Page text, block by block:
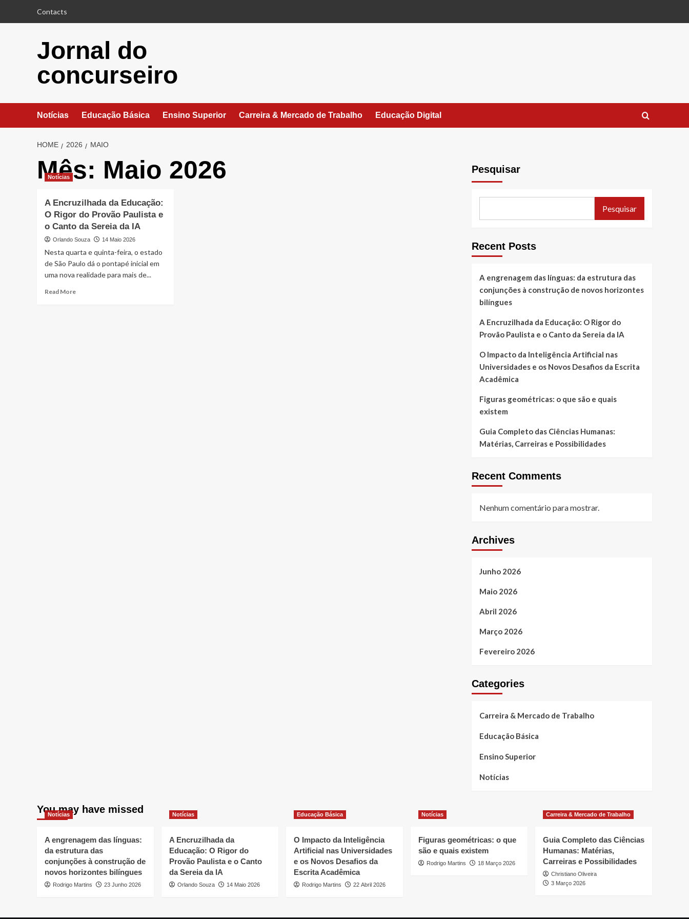
Contacts
Jornal do
concurseiro
Notícias Educação Básica Ensino Superior Carreira & Mercado de Trabalho Educação Digital
HOME 2026 MAIO
Mês: Maio 2026
Notícias
A Encruzilhada da Educação:
O Rigor do Provão Paulista e
o Canto da Sereia da IA
Orlando Souza 14 Maio 2026
Nesta quarta e quinta-feira, o estado
de São Paulo dá o pontapé inicial em
uma nova realidade para mais de...
Read MoreRead
Pesquisar
Pesquisar
Recent Posts
A engrenagem das línguas: da estrutura das
conjunções à construção de novos horizontes
bilíngues
A Encruzilhada da Educação: O Rigor do
Provão Paulista e o Canto da Sereia da IA
O Impacto da Inteligência Artificial nas
Universidades e os Novos Desafios da Escrita
Acadêmica
Figuras geométricas: o que são e quais
existem
Guia Completo das Ciências Humanas:
Matérias, Carreiras e Possibilidades
Recent Comments
Nenhum comentário para mostrar.
Archives
Junho 2026
Maio 2026
Abril 2026
Março 2026
Fevereiro 2026
Categories
Carreira & Mercado de Trabalho
Educação Básica
Ensino Superior
Notícias
You may have missed
Notícias
A engrenagem das línguas:
da estrutura das
conjunções à construção de
novos horizontes bilíngues
Rodrigo Martins 23 Junho 2026
Notícias
A Encruzilhada da
Educação: O Rigor do
Provão Paulista e o Canto
da Sereia da IA
Orlando Souza 14 Maio 2026
Educação Básica
O Impacto da Inteligência
Artificial nas Universidades
e os Novos Desafios da
Escrita Acadêmica
Rodrigo Martins 22 Abril 2026
Notícias
Figuras geométricas: o que
são e quais existem
Rodrigo Martins 18 Março 2026
Carreira & Mercado de Trabalho
Guia Completo das Ciências
Humanas: Matérias,
Carreiras e Possibilidades
Christiano Oliveira
3 Março 2026